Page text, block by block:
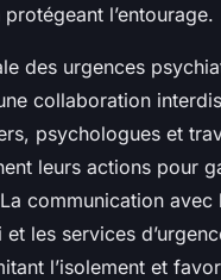
l’entourage.
des urgences
collaboration
psychologues et
leurs actions pour
communication avec
et les services
l’isolement et